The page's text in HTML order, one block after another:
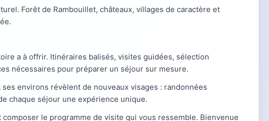
Forêt de Rambouillet, châteaux, villages de caractère et
a à offrir. Itinéraires balisés, visites guidées, sélection
nécessaires pour préparer un séjour sur mesure.
ses environs révèlent de nouveaux visages : randonnées
chaque séjour une expérience unique.
le programme de visite qui vous ressemble. Bienvenue